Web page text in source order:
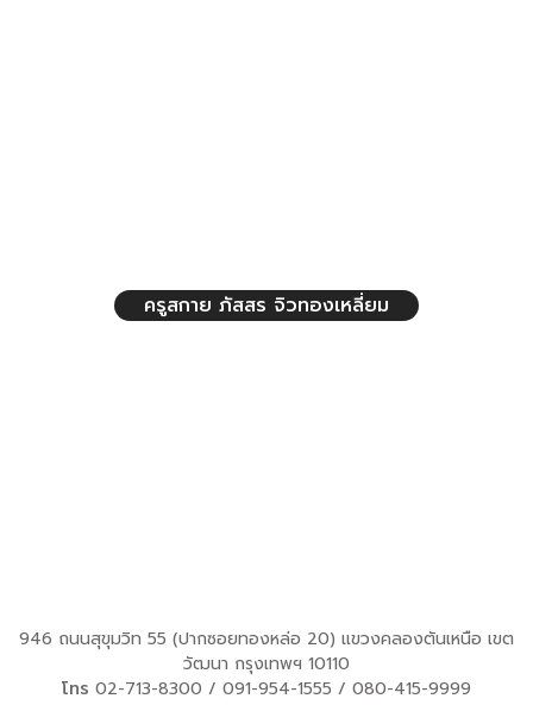
ครูสกาย ภัสสร จิวทองเหลี่ยม
946 ถนนสุขุมวิท 55 (ปากซอยทองหล่อ 20) แขวงคลองตันเหนือ เขต
วัฒนา กรุงเทพฯ 10110
โทร 02-713-8300 / 091-954-1555 / 080-415-9999